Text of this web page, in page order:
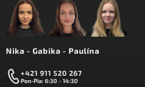
Nika - Gabika - Paulína
+421 911 520 267
Pon-Pia: 6:30 - 14:30